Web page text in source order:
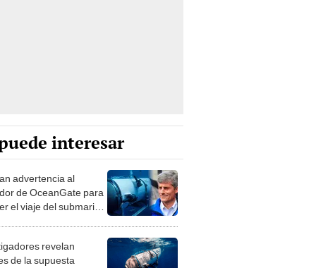
interesar
advertencia al
de OceanGate para
el viaje del submarino
revelan
de la supuesta